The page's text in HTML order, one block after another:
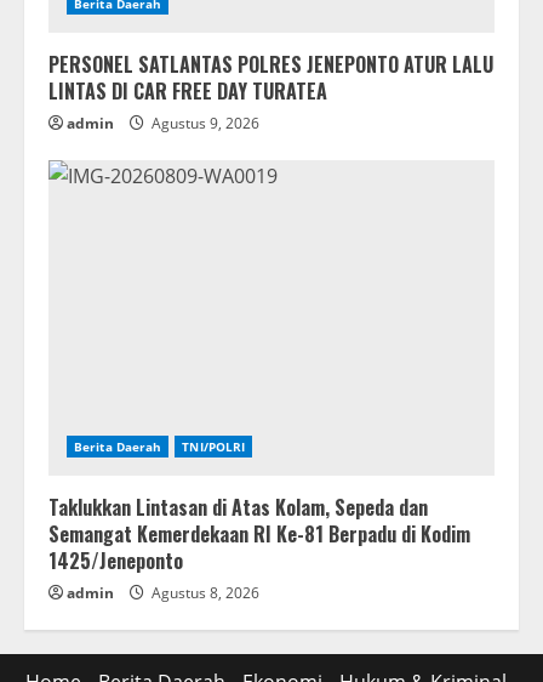
Berita Daerah
PERSONEL SATLANTAS POLRES JENEPONTO ATUR LALU
LINTAS DI CAR FREE DAY TURATEA
admin Agustus 9, 2026
Berita Daerah TNI/POLRI
Taklukkan Lintasan di Atas Kolam, Sepeda dan
Semangat Kemerdekaan RI Ke-81 Berpadu di Kodim
1425/Jeneponto
admin Agustus 8, 2026